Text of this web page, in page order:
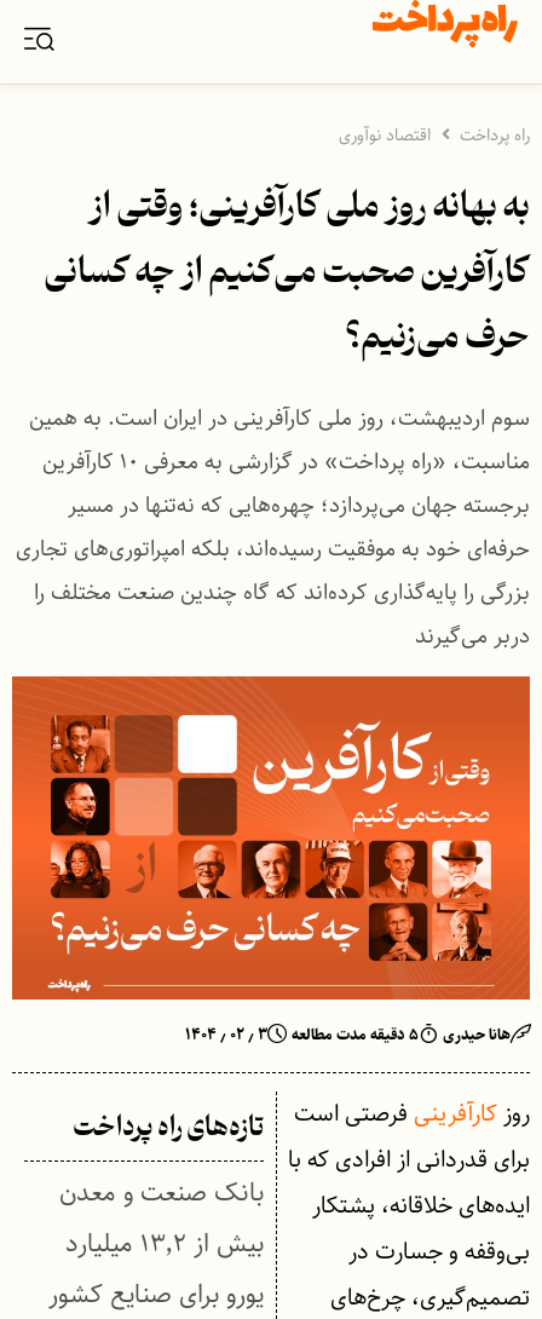
راه پرداخت اقتصاد نوآوری
به بهانه روز ملی کارآفرینی؛ وقتی از
کارآفرین صحبت می‌کنیم از چه کسانی
حرف می‌زنیم؟
سوم اردیبهشت، روز ملی کارآفرینی در ایران است. به همین
مناسبت، «راه پرداخت» در گزارشی به معرفی ۱۰ کارآفرین
برجسته جهان می‌پردازد؛ چهره‌هایی که نه‌تنها در مسیر
حرفه‌ای خود به موفقیت رسیده‌اند، بلکه امپراتوری‌های تجاری
بزرگی را پایه‌گذاری کرده‌اند که گاه چندین صنعت مختلف را
دربر می‌گیرند
هانا حیدری ۵ دقیقه مدت مطالعه ۳ ٫ ۰۲ ٫ ۱۴۰۴
روزکارآفرینی فرصتی است
برای قدردانی از افرادی که با
ایده‌های خلاقانه، پشتکار
بی‌وقفه و جسارت در
تصمیم‌گیری، چرخ‌های
تازه‌های راه پرداخت
بانک صنعت و معدن
بیش از ۱۳٬۲ میلیارد
یورو برای صنایع کشور